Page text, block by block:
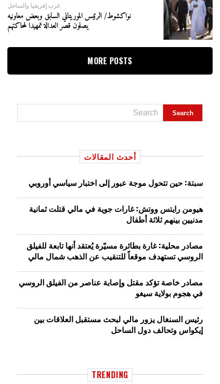
غرب إفريقيا والساحل
نواكشوط/ الرئيس الموريتاني السابق وبعض معاونيه
يصلون قصر العدالة تمهيدا لمحاكتهم
MORE POSTS
أحدث المقالات
سبتة: حين تتحول موجة عبور إلى اختبار سياسي أوروبي
هيومن رايتس ووتش: غارات جوية في مالي قتلت ثمانية
مدنيين بينهم ثلاثة أطفال
مصادر محلية: غارة بطائرة مسيّرة يُعتقد أنها تابعة للفيلق
الروسي تستهدف موقعاً للتنقيب عن الذهب شمال مالي
مصادر خاصة تؤكد مقتل وإصابة عناصر من الفيلق الروسي
في هجوم بولاية سيغو
رئيس السنغال يزور مالي لبحث مستقبل العلاقات بين
إيكواس وتحالف دول الساحل
TRENDING